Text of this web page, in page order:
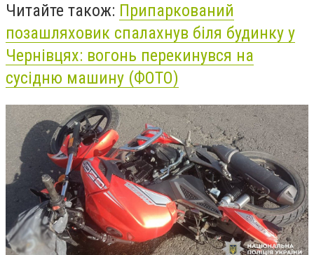
Читайте також: Припаркований
позашляховик спалахнув біля будинку у
Чернівцях: вогонь перекинувся на
сусідню машину (ФОТО)